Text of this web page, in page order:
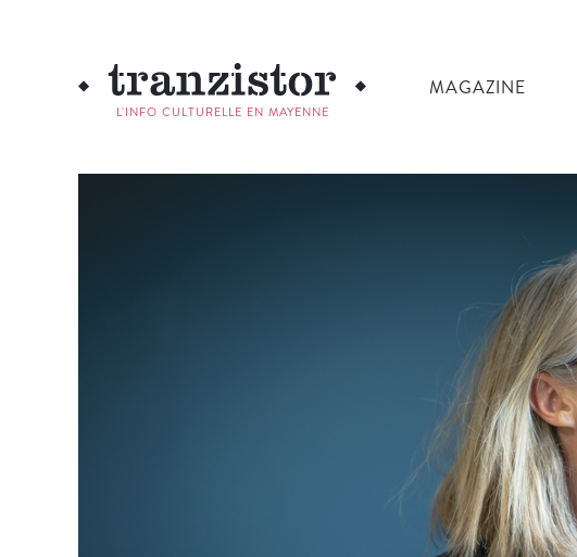
L'INFO CULTURELLE EN MAYENNE
MAGAZINE